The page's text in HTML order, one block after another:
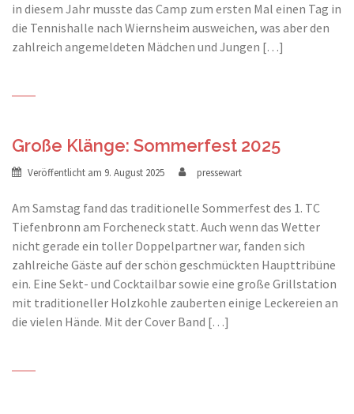
in diesem Jahr musste das Camp zum ersten Mal einen Tag in
die Tennishalle nach Wiernsheim ausweichen, was aber den
zahlreich angemeldeten Mädchen und Jungen […]
Große Klänge: Sommerfest 2025
Veröffentlicht am 9. August 2025 pressewart
Am Samstag fand das traditionelle Sommerfest des 1. TC
Tiefenbronn am Forcheneck statt. Auch wenn das Wetter
nicht gerade ein toller Doppelpartner war, fanden sich
zahlreiche Gäste auf der schön geschmückten Haupttribüne
ein. Eine Sekt- und Cocktailbar sowie eine große Grillstation
mit traditioneller Holzkohle zauberten einige Leckereien an
die vielen Hände. Mit der Cover Band […]